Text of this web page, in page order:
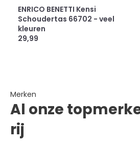
ENRICO BENETTI Kensi
Schoudertas 66702 - veel
kleuren
29,99
Merken
Al onze
rij